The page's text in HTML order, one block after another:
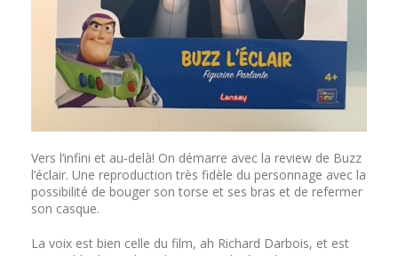
Vers l’infini et au-delà! On démarre avec la review de Buzz
l’éclair. Une reproduction très fidèle du personnage avec la
possibilité de bouger son torse et ses bras et de refermer
son casque.
La voix est bien celle du film, ah Richard Darbois, et est